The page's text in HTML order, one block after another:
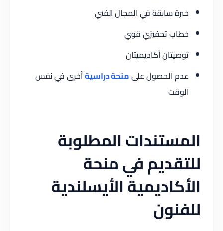
خبرة سابقة في المجال الفني
خطاب تحفيزي قوي
توصيتان أكاديميتان
عدم الحصول علىمنحة دراسيةأخرى في نفس
الوقت
المستندات المطلوبة
للتقديم في منحة
الأكاديمية الأيسلندية
للفنون